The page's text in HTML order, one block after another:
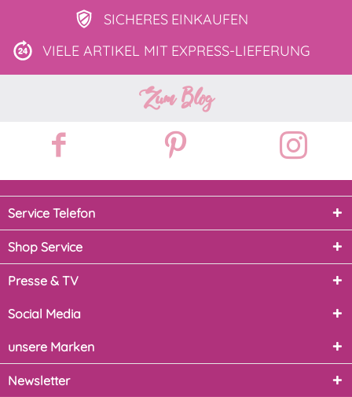
SICHERES EINKAUFEN
VIELE ARTIKEL MIT EXPRESS-LIEFERUNG
Zum Blog
Service Telefon
Shop Service
Presse & TV
Social Media
unsere Marken
Newsletter